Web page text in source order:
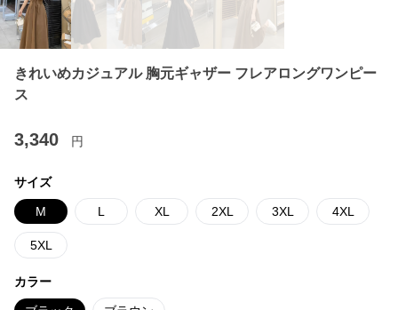
きれいめカジュアル 胸元ギャザー フレアロングワンピー
ス
3,340 円
サイズ
M L XL 2XL 3XL 4XL
5XL
カラー